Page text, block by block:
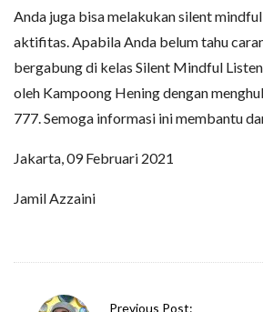
Anda juga bisa melakukan silent
aktifitas. Apabila Anda belum tahu
bergabung di kelas Silent Mindful
oleh Kampoong Hening dengan
777. Semoga informasi ini membantu
Jakarta, 09 Februari 2021
Jamil Azzaini
Previous Post: